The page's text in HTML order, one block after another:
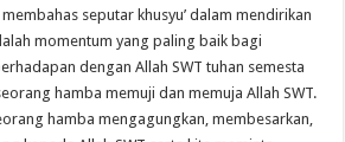
seputar khusyu’ dalam mendirikan
momentum yang paling baik bagi
dengan Allah SWT tuhan semesta
hamba memuji dan memuja Allah SWT.
hamba mengagungkan, membesarkan,